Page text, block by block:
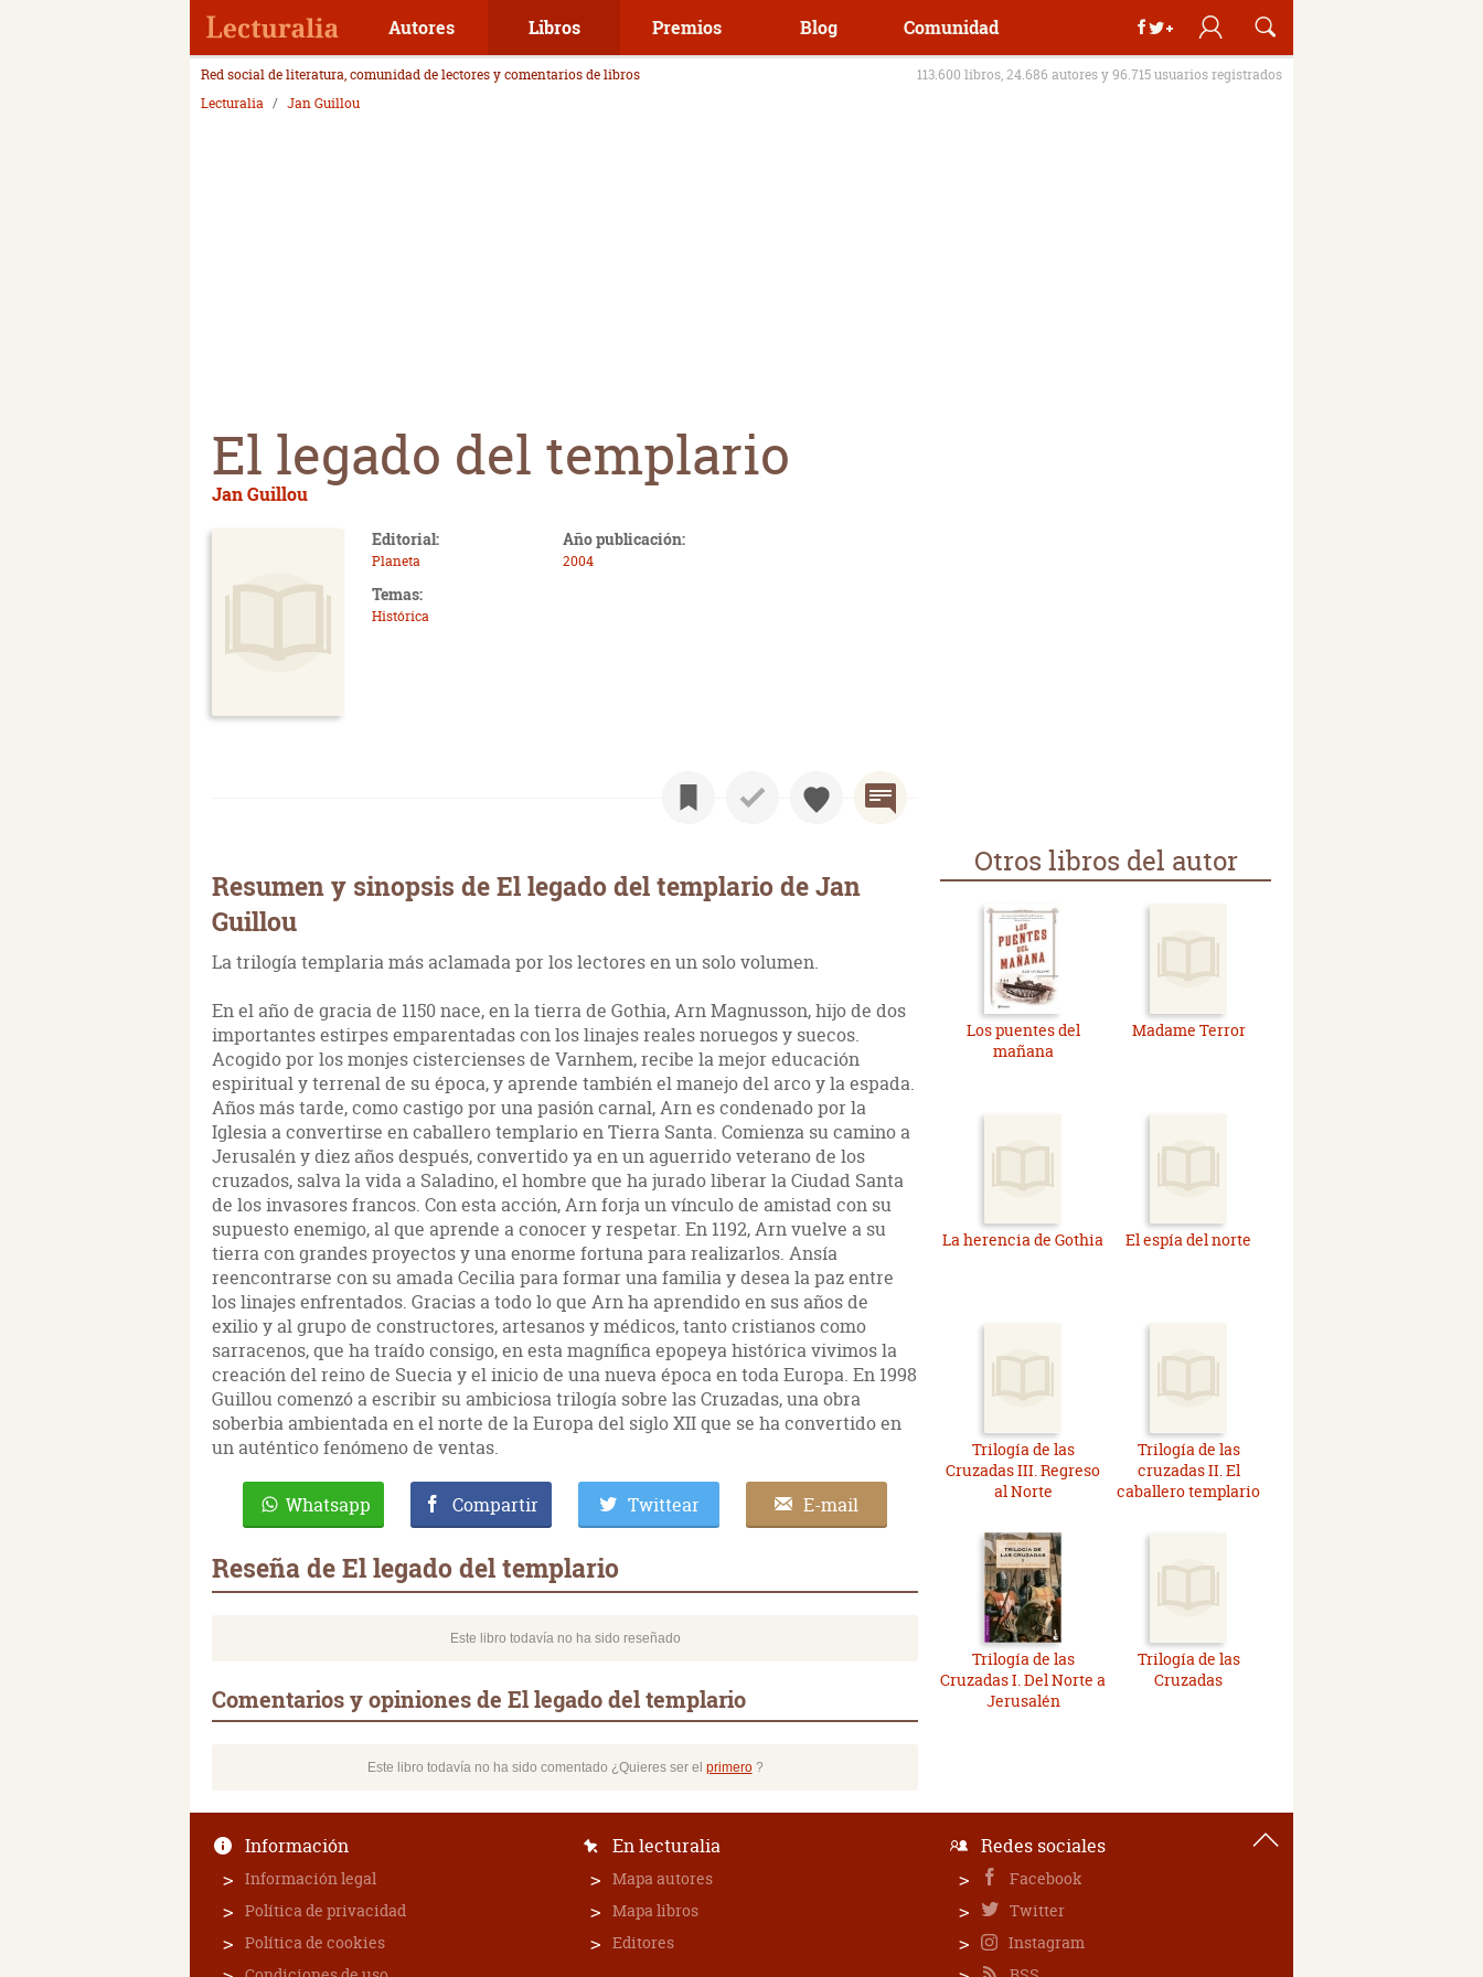
Autores Libros Premios Blog Comunidad
Red social de literatura, comunidad de lectores y comentarios de libros
113.600 libros, 24.686 autores y 96.715 usuarios registrados
Lecturalia
Jan Guillou
El legado del templario
Jan Guillou
Editorial:
Planeta
Año publicación:
2004
Temas:
Histórica
Resumen y sinopsis de El legado del templario de Jan
Guillou
La trilogía templaria más aclamada por los lectores en un solo volumen.
En el año de gracia de 1150 nace, en la tierra de Gothia, Arn Magnusson, hijo de dos
importantes estirpes emparentadas con los linajes reales noruegos y suecos.
Acogido por los monjes cistercienses de Varnhem, recibe la mejor educación
espiritual y terrenal de su época, y aprende también el manejo del arco y la espada.
Años más tarde, como castigo por una pasión carnal, Arn es condenado por la
Iglesia a convertirse en caballero templario en Tierra Santa. Comienza su camino a
Jerusalén y diez años después, convertido ya en un aguerrido veterano de los
cruzados, salva la vida a Saladino, el hombre que ha jurado liberar la Ciudad Santa
de los invasores francos. Con esta acción, Arn forja un vínculo de amistad con su
supuesto enemigo, al que aprende a conocer y respetar. En 1192, Arn vuelve a su
tierra con grandes proyectos y una enorme fortuna para realizarlos. Ansía
reencontrarse con su amada Cecilia para formar una familia y desea la paz entre
los linajes enfrentados. Gracias a todo lo que Arn ha aprendido en sus años de
exilio y al grupo de constructores, artesanos y médicos, tanto cristianos como
sarracenos, que ha traído consigo, en esta magnífica epopeya histórica vivimos la
creación del reino de Suecia y el inicio de una nueva época en toda Europa. En 1998
Guillou comenzó a escribir su ambiciosa trilogía sobre las Cruzadas, una obra
soberbia ambientada en el norte de la Europa del siglo XII que se ha convertido en
un auténtico fenómeno de ventas.
Whatsapp Compartir Twittear E-mail
Reseña de El legado del templario
Este libro todavía no ha sido reseñado
Comentarios y opiniones de El legado del templario
Este libro todavía no ha sido comentado ¿Quieres ser el primero?
Otros libros del autor
Los puentes del
mañana
Madame Terror
La herencia de Gothia El espía del norte
Trilogía de las
Cruzadas III. Regreso
al Norte
Trilogía de las
cruzadas II. El
caballero templario
Trilogía de las
Cruzadas I. Del Norte a
Jerusalén
Trilogía de las
Cruzadas
Información
Información legal
Política de privacidad
Política de cookies
En lecturalia
Mapa autores
Mapa libros
Editores
Redes sociales
Facebook
Twitter
Instagram